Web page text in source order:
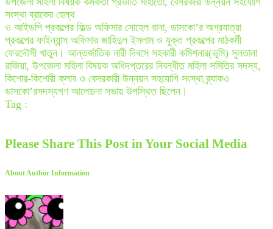
সংস্থা ব্রাকের হেল্থ
ও আইডপি প্রকল্পের ফিল্ড অফিসার সোহেল রানা, ডাসকো’র অগ্রযাত্রা
প্রকল্পের ফাইন্যান্স অফিসার জাহিদুল ইসলাম ও যুক্ত প্রকল্পের মাঠকর্মী
ফেরদৌসী খাতুন। আন্তর্জাতিক নারী দিবসে সহকারী কমিশনার(ভূমি) সুলতানা
রাজিয়া, উপজেলা মহিলা বিষয়ক অধিদপ্তরের নিবন্ধীত মহিলা সমিতির সদস্য,
কিশোর-কিশোরী ক্লাব ও বেসরকারী উন্নয়ন সহযোগি সংস্থা ব্র্যাকও
ডাসকো’রসদস্যগণ আলোচনা সভায় উপস্থিত ছিলেন।
Tag :
Please Share This Post in Your Social Media
About Author Information